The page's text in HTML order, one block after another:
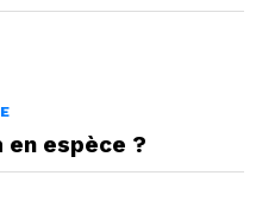
en espèce ?